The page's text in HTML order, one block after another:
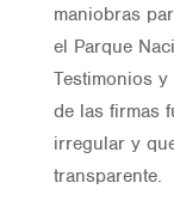
maniobras
el Parque
Testimonios
de las firmas
irregular y
transparente.